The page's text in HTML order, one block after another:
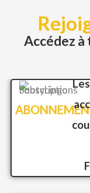
Accédez